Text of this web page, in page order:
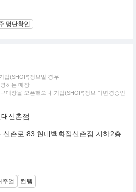
명단확인
업(SHOP)정보일 경우
하는 매장
매장을 오픈했으나 기업(SHOP)정보 미변경중인
신촌점
신촌로 83 현대백화점신촌점 지하2층
주얼 컨템